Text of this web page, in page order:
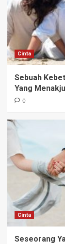
Cinta
Sebuah
Yang
0
Cinta
Seseorang